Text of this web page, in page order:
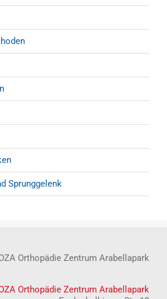
Sprunggelenk
Orthopädie Zentrum Arabellapark